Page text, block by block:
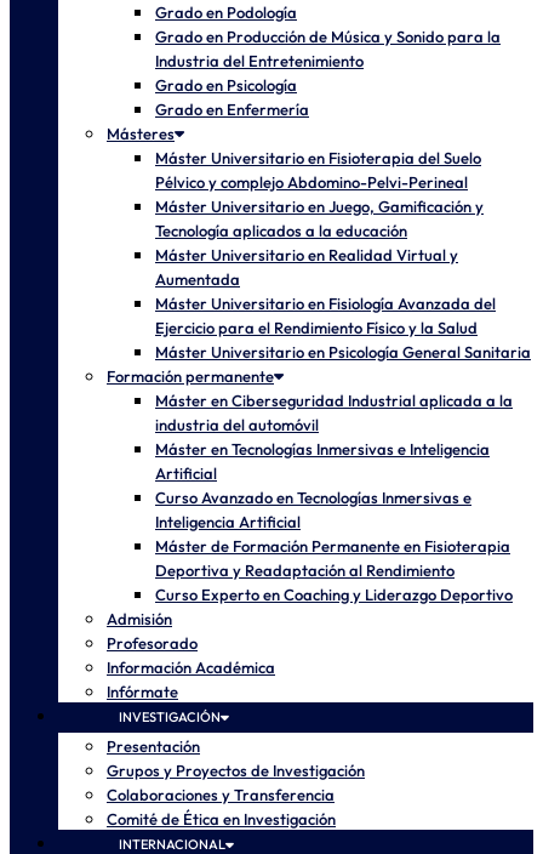
Grado en Podología
Grado en Producción de Música y Sonido para la
Industria del Entretenimiento
Grado en Psicología
Grado en Enfermería
Másteres
Máster Universitario en Fisioterapia del Suelo
Pélvico y complejo Abdomino-Pelvi-Perineal
Máster Universitario en Juego, Gamificación y
Tecnología aplicados a la educación
Máster Universitario en Realidad Virtual y
Aumentada
Máster Universitario en Fisiología Avanzada del
Ejercicio para el Rendimiento Físico y la Salud
Máster Universitario en Psicología General Sanitaria
Formación permanente
Máster en Ciberseguridad Industrial aplicada a la
industria del automóvil
Máster en Tecnologías Inmersivas e Inteligencia
Artificial
Curso Avanzado en Tecnologías Inmersivas e
Inteligencia Artificial
Máster de Formación Permanente en Fisioterapia
Deportiva y Readaptación al Rendimiento
Curso Experto en Coaching y Liderazgo Deportivo
Admisión
Profesorado
Información Académica
Infórmate
INVESTIGACIÓN
Presentación
Grupos y Proyectos de Investigación
Colaboraciones y Transferencia
Comité de Ética en Investigación
INTERNACIONAL